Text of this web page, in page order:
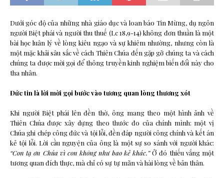
Dưới góc độ của những nhà giáo dục và loan báo Tin Mừng, dụ ngôn
người Biệt phái và người thu thuế (Lc 18,9-14) không đơn thuần là một
bài học luân lý về lòng kiêu ngạo và sự khiêm nhường, nhưng còn là
một mặc khải sâu sắc về cách Thiên Chúa đến gặp gỡ chúng ta và cách
chúng ta được mời gọi để thông truyền kinh nghiệm biến đổi này cho
tha nhân.
Đức tin là lời mời gọi bước vào tương quan lòng thương xót
Khi người Biệt phái lên đền thờ, ông mang theo một hình ảnh về
Thiên Chúa được xây dựng theo thước đo của chính mình: một vị
Chúa ghi chép công đức và tội lỗi, đền đáp người công chính và kết án
kẻ tội lỗi. Lời cầu nguyện của ông là một sự so sánh với người khác:
“Con tạ ơn Chúa vì con không như bao kẻ khác.”Ở đó thiếu vắng một
tương quan đích thực, mà chỉ có sự tự mãn và hài lòng về bản thân.